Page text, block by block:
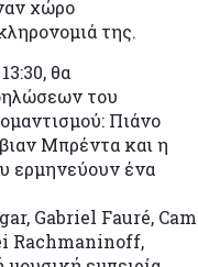
χώρο
της.
θα
του
Πιάνο
Μπρέντα και η
ερμηνεύουν ένα
Gabriel Fauré,
Rachmaninoff,